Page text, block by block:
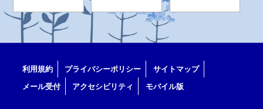
利用規約 プライバシーポリシー
サイトマップ
メール受付
アクセシビリティ モバイル版